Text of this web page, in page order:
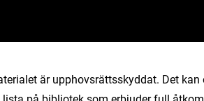
är upphovsrättsskyddat. Det